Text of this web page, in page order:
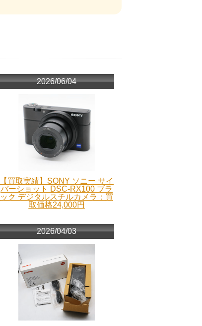
2026/06/04
【買取実績】SONY ソニー サイ
バーショット DSC-RX100 ブラ
ック デジタルスチルカメラ：買
取価格24,000円
2026/04/03